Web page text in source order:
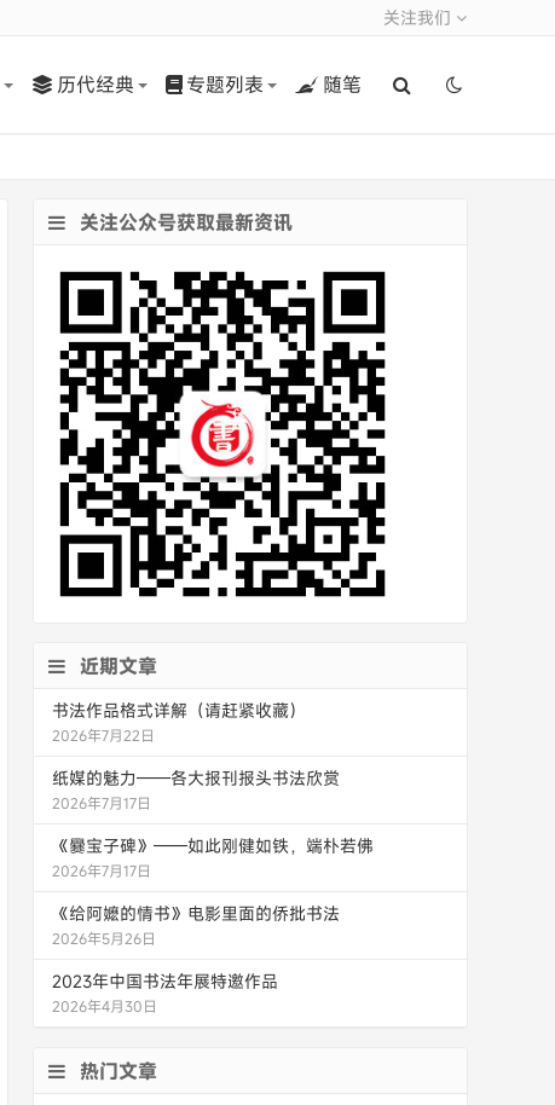
关注我们
历代经典 专题列表 随笔
关注公众号获取最新资讯
近期文章
书法作品格式详解（请赶紧收藏）
2026年7月22日
纸媒的魅力——各大报刊报头书法欣赏
2026年7月17日
《爨宝子碑》——如此刚健如铁，端朴若佛
2026年7月17日
《给阿嬷的情书》电影里面的侨批书法
2026年5月26日
2023年中国书法年展特邀作品
2026年4月30日
热门文章